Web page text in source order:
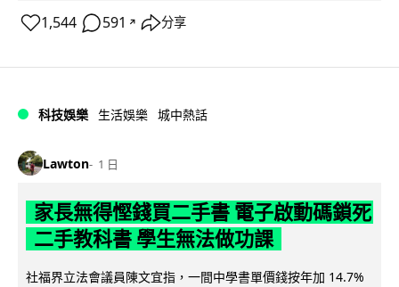
1,544 591 ↗ 分享
科技娛樂 生活娛樂 城中熱話
Lawton 1 日
家長無得慳錢買二手書 電子啟動碼鎖死
二手教科書 學生無法做功課
社福界立法會議員陳文宜指，一間中學書單價錢按年加 14.7%